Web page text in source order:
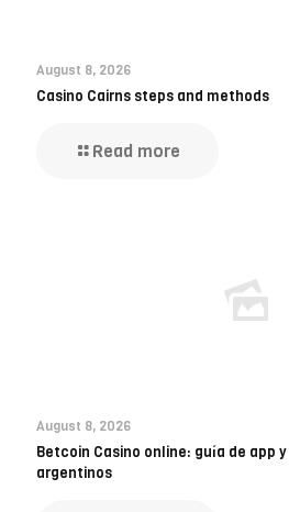
August 8, 2026
Casino Cairns steps and methods
Read more
August 8, 2026
Betcoin Casino online: guía de app
argentinos